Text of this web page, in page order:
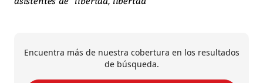
Encuentra más de nuestra cobertura en los resultados
de búsqueda.